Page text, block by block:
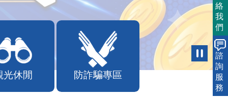
光休閒 防詐騙專區
絡
我
們
諮
詢
服
務